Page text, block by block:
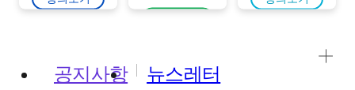
공지사항 뉴스레터